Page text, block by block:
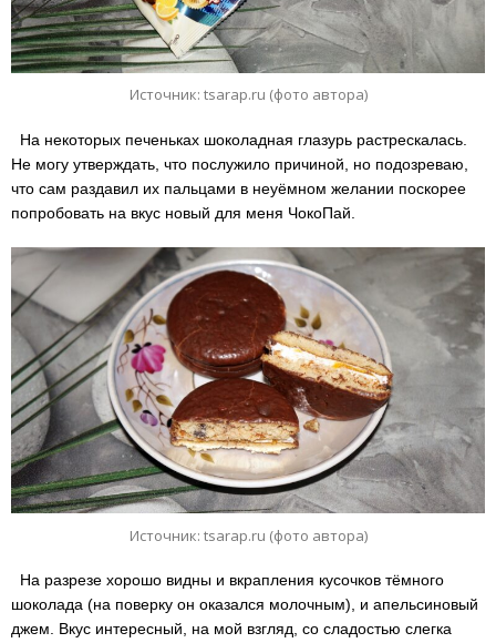
Источник: tsarap.ru (фото автора)
На некоторых печеньках шоколадная глазурь растрескалась.
Не могу утверждать, что послужило причиной, но подозреваю,
что сам раздавил их пальцами в неуёмном желании поскорее
попробовать на вкус новый для меня ЧокоПай.
Источник: tsarap.ru (фото автора)
На разрезе хорошо видны и вкрапления кусочков тёмного
шоколада (на поверку он оказался молочным), и апельсиновый
джем. Вкус интересный, на мой взгляд, со сладостью слегка